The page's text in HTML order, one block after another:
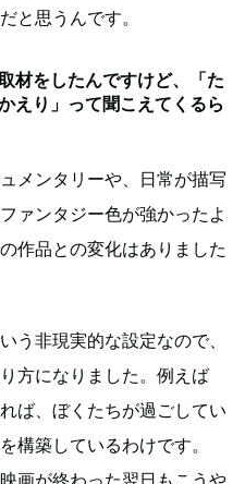
と思うんです。
材をしたんですけど、「た
えり」って聞こえてくるら
メンタリーや、日常が描写
ァンタジー色が強かったよ
作品との変化はありました
う非現実的な設定なので、
方になりました。例えば
ば、ぼくたちが過ごしてい
構築しているわけです。
画が終わった翌日もこうや